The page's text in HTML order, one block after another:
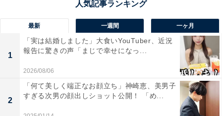
最新 一週間 一ヶ月
1
「実は結婚しました」大食いYouTuber、近況
報告に驚きの声「まじで幸せになっ...
2026/08/06
2
「何て美しく端正なお顔立ち」神崎恵、美男子
すぎる次男の顔出しショット公開！ 「め...